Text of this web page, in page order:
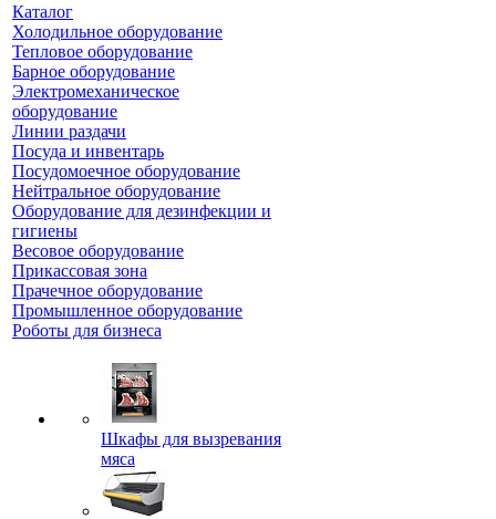
Каталог
Холодильное оборудование
Тепловое оборудование
Барное оборудование
Электромеханическое
оборудование
Линии раздачи
Посуда и инвентарь
Посудомоечное оборудование
Нейтральное оборудование
Оборудование для дезинфекции и
гигиены
Весовое оборудование
Прикассовая зона
Прачечное оборудование
Промышленное оборудование
Роботы для бизнеса
Шкафы для вызревания
мяса